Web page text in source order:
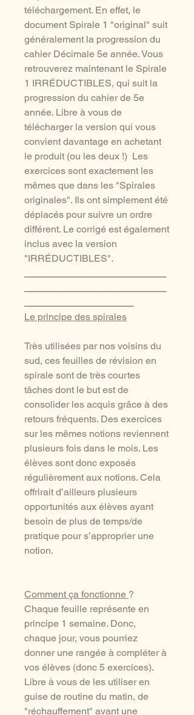
téléchargement. En effet, le
document Spirale 1 "original" suit
généralement la progression du
cahier Décimale 5e année. Vous
retrouverez maintenant le Spirale
1 IRRÉDUCTIBLES, qui suit la
progression du cahier de 5e
année. Libre à vous de
télécharger la version qui vous
convient davantage en achetant
le produit (ou les deux !) Les
exercices sont exactement les
mêmes que dans les "Spirales
originales". Ils ont simplement été
déplacés pour suivre un ordre
différent. Le corrigé est également
inclus avec la version
"IRRÉDUCTIBLES".
Le principe des spirales
Très utilisées par nos voisins du
sud, ces feuilles de révision en
spirale sont de très courtes
tâches dont le but est de
consolider les acquis grâce à des
retours fréquents. Des exercices
sur les mêmes notions reviennent
plusieurs fois dans le mois. Les
élèves sont donc exposés
régulièrement aux notions. Cela
offrirait d’ailleurs plusieurs
opportunités aux élèves ayant
besoin de plus de temps/de
pratique pour s’approprier une
notion.
Comment ça fonctionne ?
Chaque feuille représente en
principe 1 semaine. Donc,
chaque jour, vous pourriez
donner une rangée à compléter à
vos élèves (donc 5 exercices).
Libre à vous de les utiliser en
guise de routine du matin, de
"réchauffement" avant une